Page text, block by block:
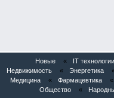
Новые « IT технологии
Недвижимость
« Энергетика
Медицина
« Фармацевтика «
Общество
«